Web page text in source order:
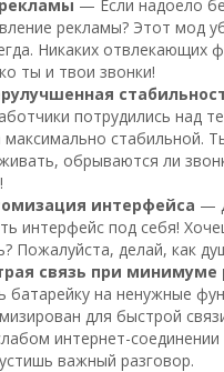
— Если надоело
рекламы? Этот мод
Никаких отвлекающих
ты и твои звонки!
потрудились над
максимально стабильной.
обрываются ли
интерфейса —
интерфейс под себя!
Пожалуйста, делай, как
связь при минимуме
батарейку на ненужные
для быстрой
интернет-
важный разговор.